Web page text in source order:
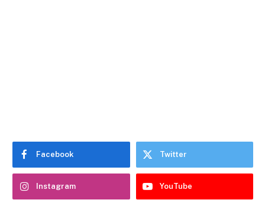
Facebook Twitter
Instagram YouTube